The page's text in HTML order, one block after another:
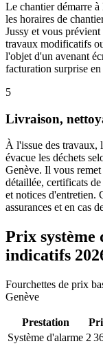
Le chantier démarre
les horaires de
Jussy et vous
travaux modificatifs
l'objet d'un avenant
facturation surprise
5
Livraison,
À l'issue des travaux,
évacue les déchets
Genève. Il vous
détaillée, certificats
et notices d'entretien.
assurances et en cas
Prix
indicatifs
Fourchettes de prix
Genève
Prestation
Système d'alarme 2